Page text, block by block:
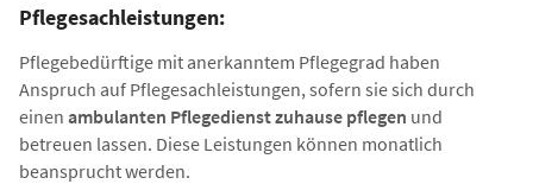
Pflegesachleistungen:
Pflegebedürftige mit anerkanntem Pflegegrad haben
Anspruch auf Pflegesachleistungen, sofern sie sich durch
einen ambulanten Pflegedienst zuhause pflegen und
betreuen lassen. Diese Leistungen können monatlich
beansprucht werden.